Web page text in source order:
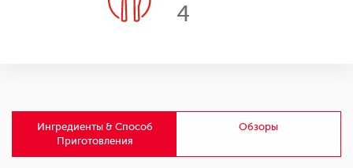
4
Ингредиенты & Способ
Приготовления
Обзоры